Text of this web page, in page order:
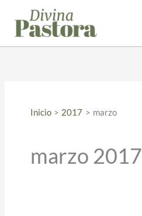
contenido
Inicio 2017 marzo
marzo 2017